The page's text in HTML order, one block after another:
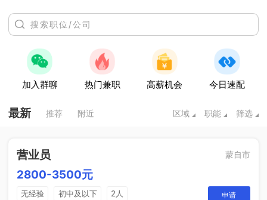
加入群聊 热门兼职 高薪机会 今日速配
最新 推荐 附近 区域 职能 筛选
营业员 蒙自市
2800-3500元
无经验 初中及以下 2人 申请